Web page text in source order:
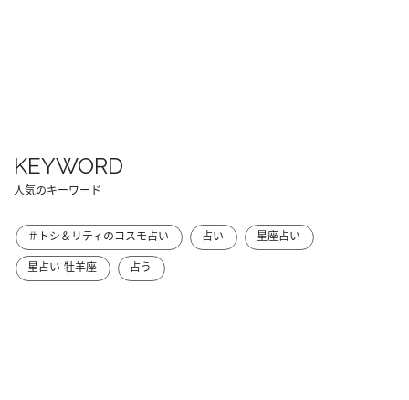
KEYWORD
人気のキーワード
＃トシ＆リティのコスモ占い 占い
星座占い
星占い-牡羊座
占う